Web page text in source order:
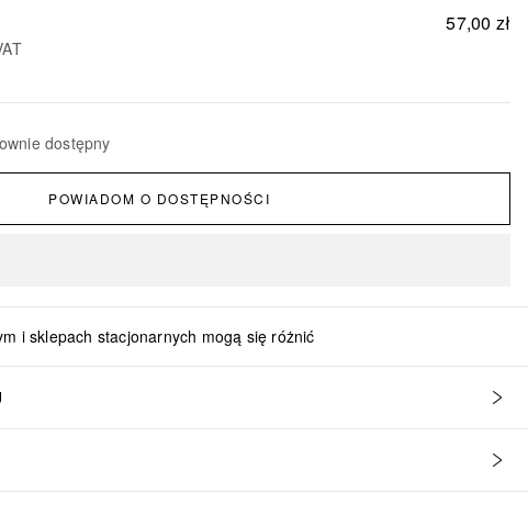
57,00 zł
dostępny
POWIADOM O DOSTĘPNOŚCI
i sklepach stacjonarnych mogą się różnić